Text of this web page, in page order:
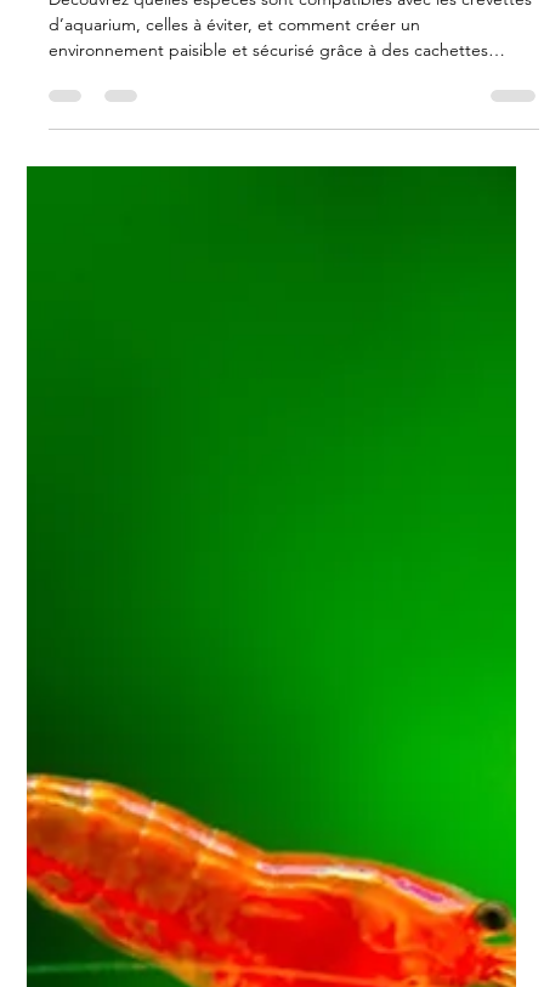
Crevettes et cohabitation : qui peut
environnement paisible et sécurisé grâce à des cachettes